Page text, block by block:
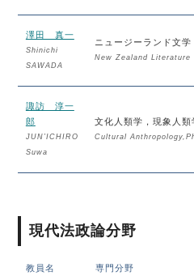
澤田 真一
Shinichi
SAWADA
ニュージーランド文学
New Zealand Literature
諏訪 淳一
郎
JUN’ICHIRO
Suwa
文化人類学，現象人類
Cultural
現代法政論分野
教員名 専門分野